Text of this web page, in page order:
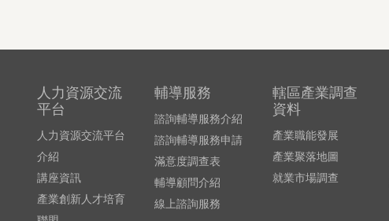
人力資源交流
平台
人力資源交流平台
介紹
講座資訊
產業創新人才培育
輔導服務
諮詢輔導服務介紹
諮詢輔導服務申請
滿意度調查表
輔導顧問介紹
線上諮詢服務
轄區產業調查
資料
產業職能發展
產業聚落地圖
就業市場調查